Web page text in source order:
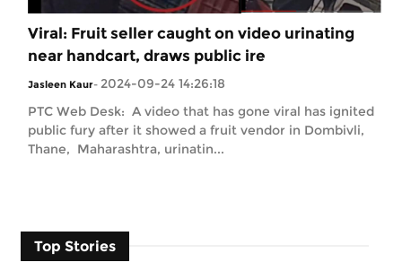
Viral: Fruit seller caught on video urinating
near handcart, draws public ire
Jasleen Kaur- 2024-09-24 14:26:18
PTC Web Desk: A video that has gone viral has ignited
public fury after it showed a fruit vendor in Dombivli,
Thane, Maharashtra, urinatin...
Top Stories